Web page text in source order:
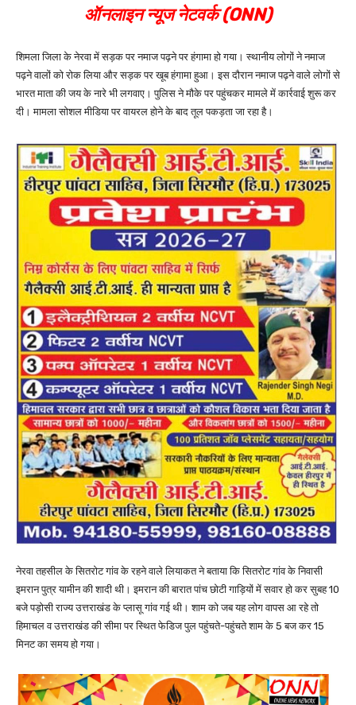
ऑनलाइन न्यूज नेटवर्क (ONN)
शिमला जिला के नेरवा में सड़क पर नमाज पढ़ने पर हंगामा हो गया। स्थानीय लोगों ने नमाज
पढ़ने वालों को रोक लिया और सड़क पर खूब हंगामा हुआ। इस दौरान नमाज पढ़ने वाले लोगों से
भारत माता की जय के नारे भी लगवाए। पुलिस ने मौके पर पहुंचकर मामले में कार्रवाई शुरू कर
दी। मामला सोशल मीडिया पर वायरल होने के बाद तूल पकड़ता जा रहा है।
नेरवा तहसील के सितरोट गांव के रहने वाले लियाकत ने बताया कि सितरोट गांव के निवासी
इमरान पुत्र यामीन की शादी थी। इमरान की बारात पांच छोटी गाड़ियों में सवार हो कर सुबह 10
बजे पड़ोसी राज्य उत्तराखंड के प्लासू गांव गई थी। शाम को जब यह लोग वापस आ रहे तो
हिमाचल व उत्तराखंड की सीमा पर स्थित फेडिज पुल पहुंचते-पहुंचते शाम के 5 बज कर 15
मिनट का समय हो गया।